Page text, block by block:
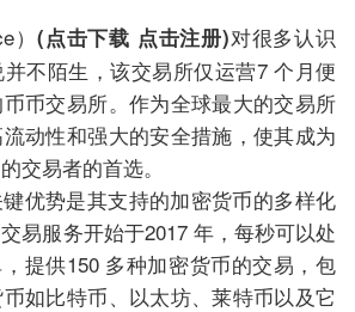
(点击下载 点击注册)对很多认识
不陌生，该交易所仅运营7 个月便
币交易所。作为全球最大的交易所
动性和强大的安全措施，使其成为
交易者的首选。
优势是其支持的加密货币的多样化
易服务开始于2017 年，每秒可以处
提供150 多种加密货币的交易，包
如比特币、以太坊、莱特币以及它